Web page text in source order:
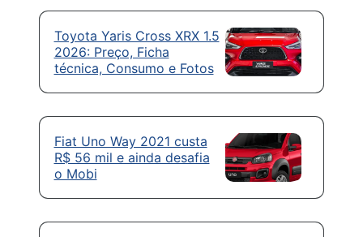
Toyota Yaris Cross XRX 1.5
2026: Preço, Ficha
técnica, Consumo e Fotos
Fiat Uno Way 2021 custa
R$ 56 mil e ainda desafia
o Mobi